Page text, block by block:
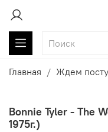
Главная Ждем
Bonnie Tyler - The
1975г.)